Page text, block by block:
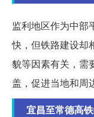
监利地区作为中部
快，但铁路建设却
貌等因素有关，需
盖，促进当地和周
宜昌至常德高